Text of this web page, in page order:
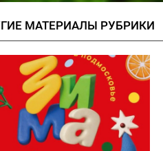
МАТЕРИАЛЫ РУБРИКИ